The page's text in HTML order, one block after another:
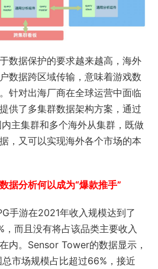
数据保护的要求越来越高，海外
数据跨区域传输，意味着游戏数
针对出海厂商在全球运营中面临
供了多集群数据架构方案，通过
主集群和多个海外从集群，既做
，又可以实现海外各个市场的本
据分析何以成为“爆款推手”
手游在2021年收入规模达到了
，而且没有将占该品类主要收入
内。Sensor Tower的数据显示，
市场规模占比超过66%，接近